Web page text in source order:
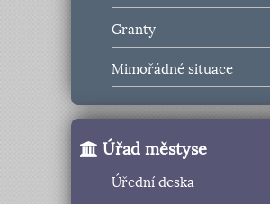
Granty
Mimořádné situace
Úřad městyse
Úřední deska